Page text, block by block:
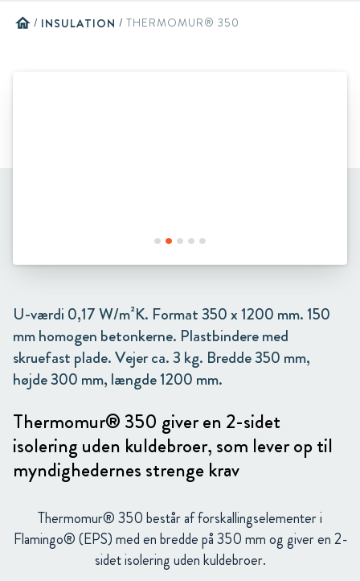
home / INSULATION / THERMOMUR® 350
U-værdi 0,17 W/m²K. Format 350 x 1200 mm. 150
mm homogen betonkerne. Plastbindere med
skruefast plade. Vejer ca. 3 kg. Bredde 350 mm,
højde 300 mm, længde 1200 mm.
Thermomur® 350 giver en 2-sidet
isolering uden kuldebroer, som lever op til
myndighedernes strenge krav
Thermomur® 350 består af forskallingselementer i
Flamingo® (EPS) med en bredde på 350 mm og giver en 2-
sidet isolering uden kuldebroer.